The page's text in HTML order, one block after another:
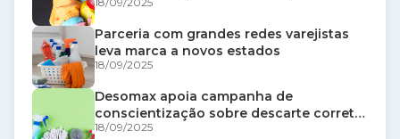
industrial
Parceria com grandes redes varejistas
leva marca a novos estados
18/09/2025
Desomax apoia campanha de
conscientização sobre descarte correto
de produtos químicos
18/09/2025